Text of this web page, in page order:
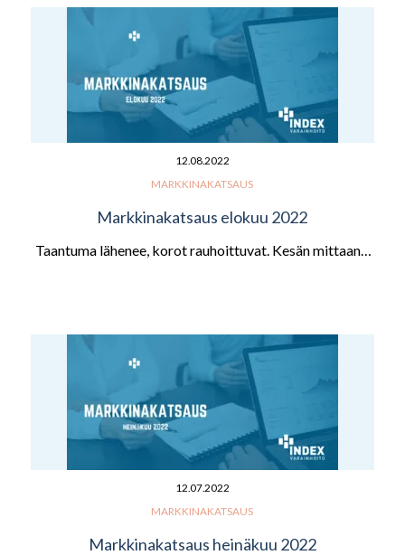
12.08.2022
MARKKINAKATSAUS
Markkinakatsaus elokuu 2022
Taantuma lähenee, korot rauhoittuvat. Kesän mittaan…
12.07.2022
MARKKINAKATSAUS
Markkinakatsaus heinäkuu 2022